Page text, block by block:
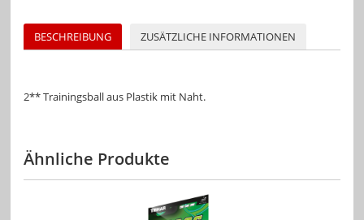
BESCHREIBUNG ZUSÄTZLICHE INFORMATIONEN
2** Trainingsball aus Plastik mit Naht.
Ähnliche Produkte